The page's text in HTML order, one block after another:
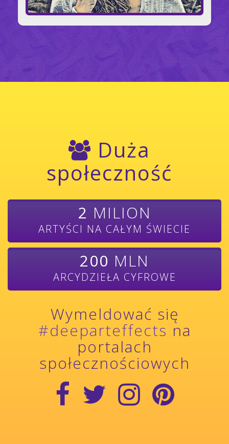
Duża
społeczność
2 MILION
ARTYŚCI NA CAŁYM ŚWIECIE
200 MLN
ARCYDZIEŁA CYFROWE
Wymeldować się
#deeparteffects na
portalach
społecznościowych